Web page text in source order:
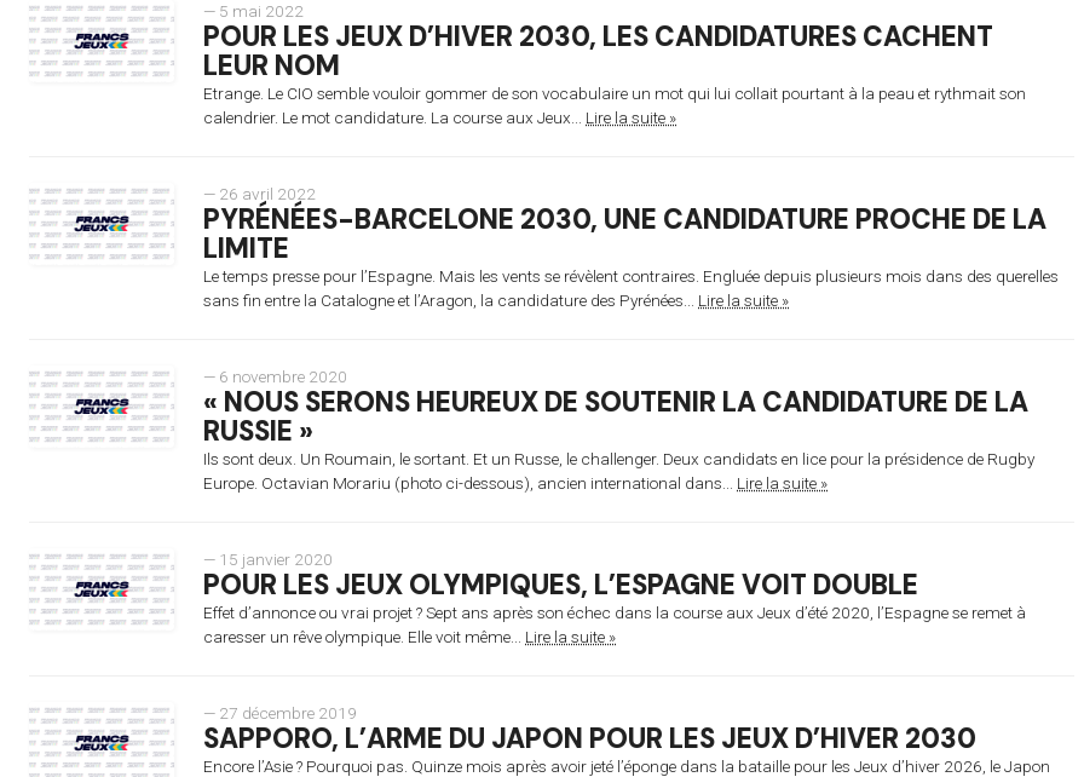
— 5 mai 2022
POUR LES JEUX D’HIVER 2030, LES CANDIDATURES CACHENT
LEUR NOM
Etrange. Le CIO semble vouloir gommer de son vocabulaire un mot qui lui collait pourtant à la peau et rythmait son
calendrier. Le mot candidature. La course aux Jeux... Lire la suite »
— 26 avril 2022
PYRÉNÉES-BARCELONE 2030, UNE CANDIDATURE PROCHE DE LA
LIMITE
Le temps presse pour l’Espagne. Mais les vents se révèlent contraires. Engluée depuis plusieurs mois dans des querelles
sans fin entre la Catalogne et l’Aragon, la candidature des Pyrénées... Lire la suite »
— 6 novembre 2020
« NOUS SERONS HEUREUX DE SOUTENIR LA CANDIDATURE DE LA
RUSSIE »
Ils sont deux. Un Roumain, le sortant. Et un Russe, le challenger. Deux candidats en lice pour la présidence de Rugby
Europe. Octavian Morariu (photo ci-dessous), ancien international dans... Lire la suite »
— 15 janvier 2020
POUR LES JEUX OLYMPIQUES, L’ESPAGNE VOIT DOUBLE
Effet d’annonce ou vrai projet ? Sept ans après son échec dans la course aux Jeux d’été 2020, l’Espagne se remet à
caresser un rêve olympique. Elle voit même... Lire la suite »
— 27 décembre 2019
SAPPORO, L’ARME DU JAPON POUR LES JEUX D’HIVER 2030
Encore l’Asie ? Pourquoi pas. Quinze mois après avoir jeté l’éponge dans la bataille pour les Jeux d’hiver 2026, le Japon